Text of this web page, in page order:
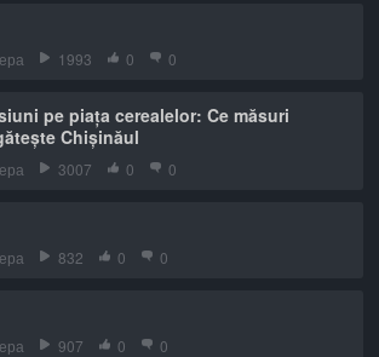
1993 0 0
pe piața cerealelor: Ce măsuri
Chișinăul
3007 0 0
832 0 0
907 0 0